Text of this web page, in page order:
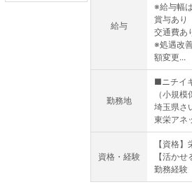
給与
※給与幅
賞与あり
交通費あ
※処遇改
額変更...
勤務地
■ニチイ
（小規模
埼玉県さ
東栄アネ
資格・経験
【資格
【活か
勤務経験